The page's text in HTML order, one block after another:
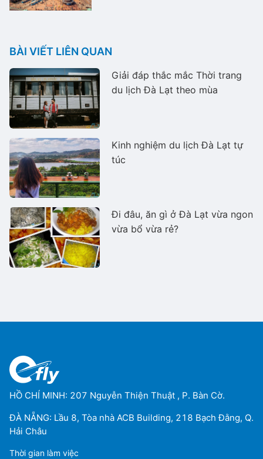
BÀI VIẾT LIÊN QUAN
Giải đáp thắc mắc Thời trang
du lịch Đà Lạt theo mùa
Kinh nghiệm du lịch Đà Lạt tự
túc
Đi đâu, ăn gì ở Đà Lạt vừa ngon
vừa bổ vừa rẻ?
HỒ CHÍ MINH: 207 Nguyễn Thiện Thuật , P. Bàn Cờ.
ĐÀ NẴNG: Lầu 8, Tòa nhà ACB Building, 218 Bạch Đằng, Q.
Hải Châu
Thời gian làm việc